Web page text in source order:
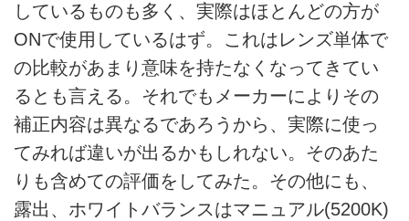
しているものも多く、実際はほとんどの方が
ONで使用しているはず。これはレンズ単体で
の比較があまり意味を持たなくなってきてい
るとも言える。それでもメーカーによりその
補正内容は異なるであろうから、実際に使っ
てみれば違いが出るかもしれない。そのあた
りも含めての評価をしてみた。その他にも、
露出、ホワイトバランスはマニュアル(5200K)